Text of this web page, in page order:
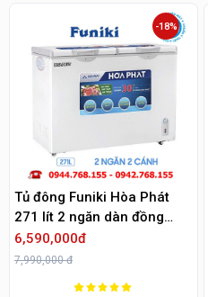
Tủ đông Funiki Hòa Phát
271 lít 2 ngăn dàn đồng
HCF 656S2Đ2
6,590,000đ
7,990,000 đ
-18%